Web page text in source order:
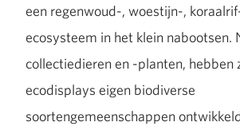
een regenwoud-, woestijn-,
ecosysteem in het klein nabootsen.
collectiedieren en -planten, hebben
ecodisplays eigen biodiverse
soortengemeenschappen